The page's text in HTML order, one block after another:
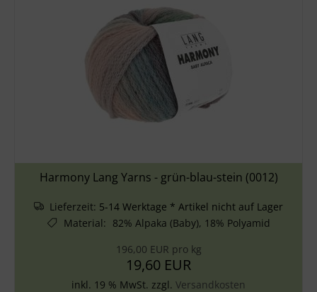
Harmony Lang Yarns - grün-blau-stein (0012)
Lieferzeit: 5-14 Werktage * Artikel nicht auf Lager
Material: 82% Alpaka (Baby), 18% Polyamid
196,00 EUR pro kg
19,60 EUR
inkl. 19 % MwSt. zzgl. Versandkosten